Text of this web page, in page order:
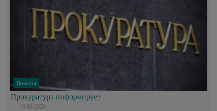
Новости
Прокуратура информирует
10.06.2026